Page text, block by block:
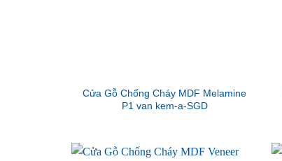
Cửa Gỗ Chống Cháy MDF Melamine
P1 van kem-a-SGD